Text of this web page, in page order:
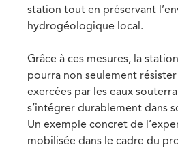
station tout en préservant
hydrogéologique local.
Grâce à ces mesures, la
pourra non seulement
exercées par les eaux
s’intégrer durablement dans
Un exemple concret de
mobilisée dans le cadre du